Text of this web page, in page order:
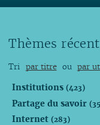
Thèmes
Tri par titre ou par
Institutions (423)
Partage du savoir
Internet (283)